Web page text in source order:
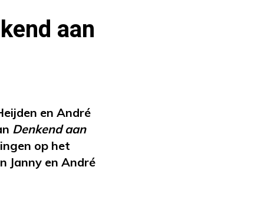
aan
en André
Denkend aan
op het
Janny en André